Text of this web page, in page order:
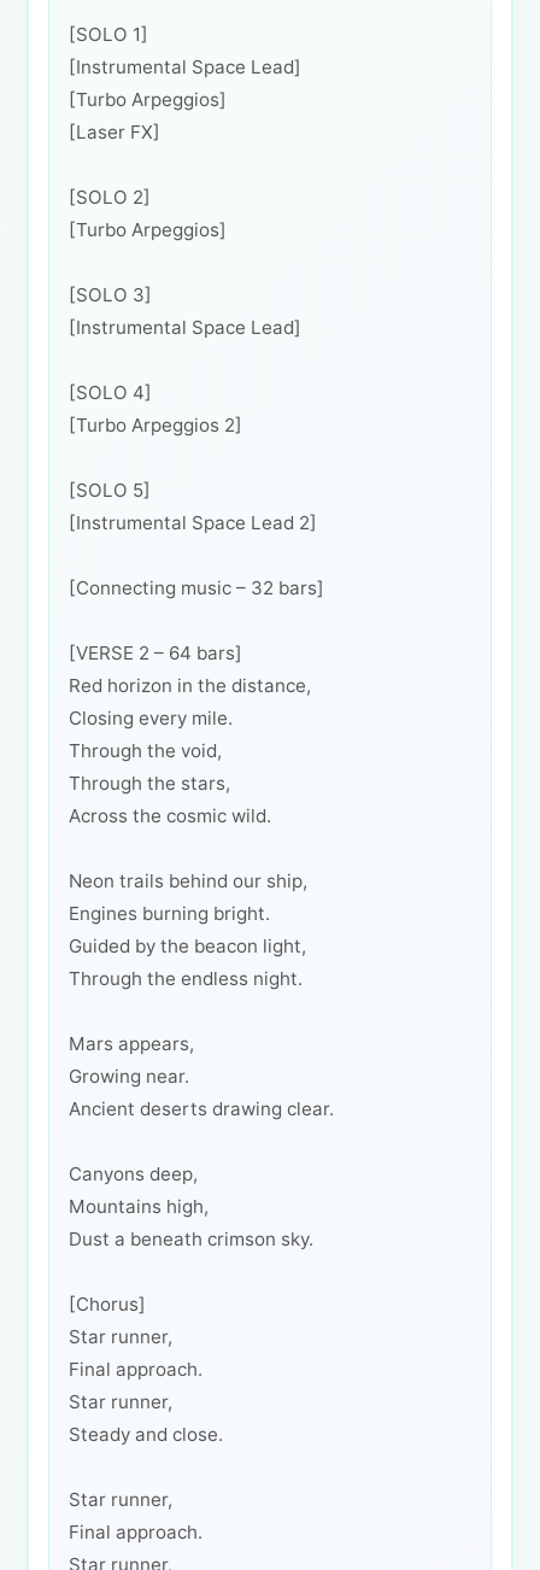
[SOLO 1]
[Instrumental Space Lead]
[Turbo Arpeggios]
[Laser FX]
[SOLO 2]
[Turbo Arpeggios]
[SOLO 3]
[Instrumental Space Lead]
[SOLO 4]
[Turbo Arpeggios 2]
[SOLO 5]
[Instrumental Space Lead 2]
[Connecting music – 32 bars]
[VERSE 2 – 64 bars]
Red horizon in the distance,
Closing every mile.
Through the void,
Through the stars,
Across the cosmic wild.
Neon trails behind our ship,
Engines burning bright.
Guided by the beacon light,
Through the endless night.
Mars appears,
Growing near.
Ancient deserts drawing clear.
Canyons deep,
Mountains high,
Dust a beneath crimson sky.
[Chorus]
Star runner,
Final approach.
Star runner,
Steady and close.
Star runner,
Final approach.
Star runner,